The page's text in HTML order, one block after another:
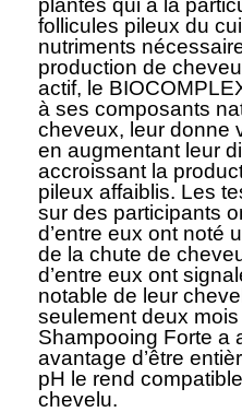
plantes qui a la
follicules pileux du
nutriments
production de
actif, le
à ses composants
cheveux, leur donne
en augmentant leur
accroissant la
pileux affaiblis. Les
sur des participants
d’entre eux ont noté
de la chute de
d’entre eux ont
notable de leur
seulement deux mois
Shampooing Forte a
avantage d’être
pH le rend
chevelu.